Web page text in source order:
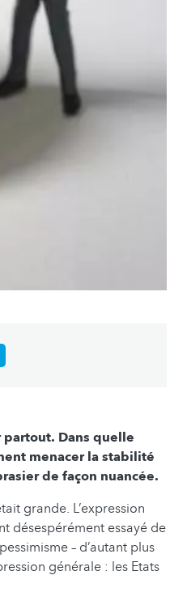
partout. Dans quelle
menacer la stabilité
de façon nuancée.
grande. L’expression
désespérément essayé de
– d’autant plus
générale : les Etats